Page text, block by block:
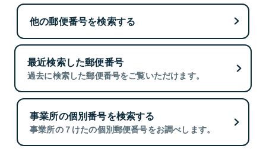
他の郵便番号を検索する
最近検索した郵便番号
過去に検索した郵便番号をご覧いただけます。
事業所の個別番号を検索する
事業所の７けたの個別郵便番号をお調べします。